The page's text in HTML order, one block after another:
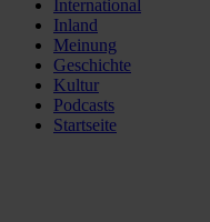
International
Inland
Meinung
Geschichte
Kultur
Podcasts
Startseite